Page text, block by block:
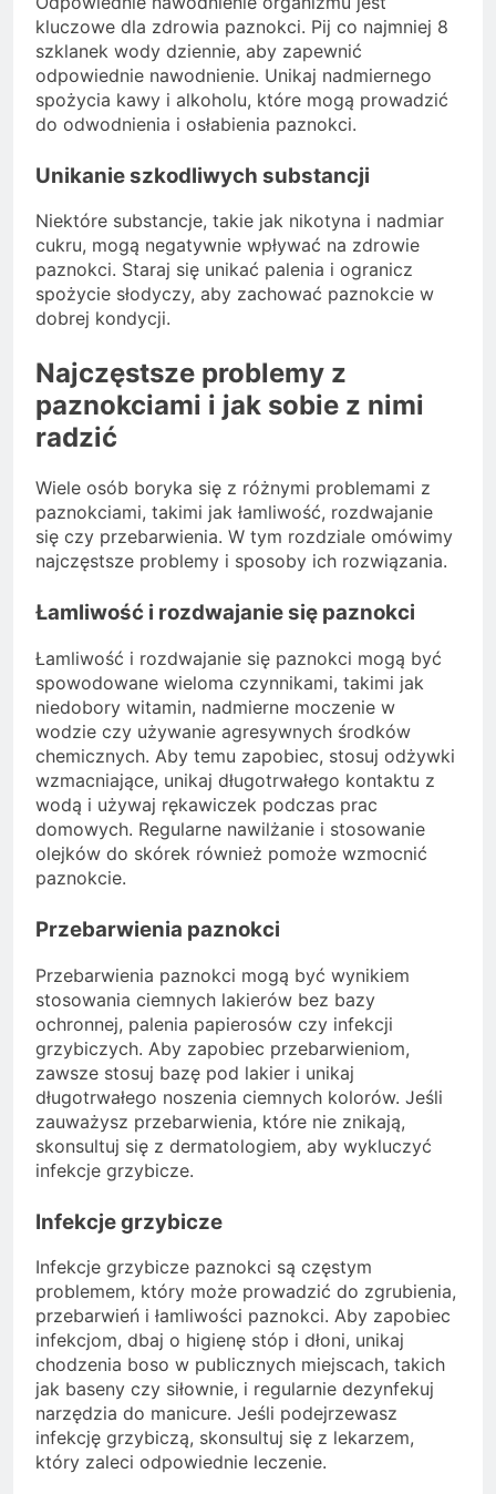
kluczowe dla zdrowia paznokci. Pij co najmniej 8
szklanek wody dziennie, aby zapewnić
odpowiednie nawodnienie. Unikaj nadmiernego
spożycia kawy i alkoholu, które mogą prowadzić
do odwodnienia i osłabienia paznokci.
Unikanie szkodliwych substancji
Niektóre substancje, takie jak nikotyna i nadmiar
cukru, mogą negatywnie wpływać na zdrowie
paznokci. Staraj się unikać palenia i ogranicz
spożycie słodyczy, aby zachować paznokcie w
dobrej kondycji.
Najczęstsze problemy z
paznokciami i jak sobie z nimi
radzić
Wiele osób boryka się z różnymi problemami z
paznokciami, takimi jak łamliwość, rozdwajanie
się czy przebarwienia. W tym rozdziale omówimy
najczęstsze problemy i sposoby ich rozwiązania.
Łamliwość i rozdwajanie się paznokci
Łamliwość i rozdwajanie się paznokci mogą być
spowodowane wieloma czynnikami, takimi jak
niedobory witamin, nadmierne moczenie w
wodzie czy używanie agresywnych środków
chemicznych. Aby temu zapobiec, stosuj odżywki
wzmacniające, unikaj długotrwałego kontaktu z
wodą i używaj rękawiczek podczas prac
domowych. Regularne nawilżanie i stosowanie
olejków do skórek również pomoże wzmocnić
paznokcie.
Przebarwienia paznokci
Przebarwienia paznokci mogą być wynikiem
stosowania ciemnych lakierów bez bazy
ochronnej, palenia papierosów czy infekcji
grzybiczych. Aby zapobiec przebarwieniom,
zawsze stosuj bazę pod lakier i unikaj
długotrwałego noszenia ciemnych kolorów. Jeśli
zauważysz przebarwienia, które nie znikają,
skonsultuj się z dermatologiem, aby wykluczyć
infekcje grzybicze.
Infekcje grzybicze
Infekcje grzybicze paznokci są częstym
problemem, który może prowadzić do zgrubienia,
przebarwień i łamliwości paznokci. Aby zapobiec
infekcjom, dbaj o higienę stóp i dłoni, unikaj
chodzenia boso w publicznych miejscach, takich
jak baseny czy siłownie, i regularnie dezynfekuj
narzędzia do manicure. Jeśli podejrzewasz
infekcję grzybiczą, skonsultuj się z lekarzem,
który zaleci odpowiednie leczenie.